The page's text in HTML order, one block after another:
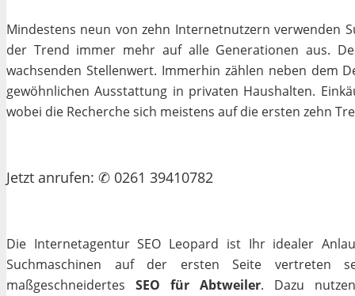
Mindestens neun von zehn Internetnutzern verwenden
der Trend immer mehr auf alle Generationen aus.
wachsenden Stellenwert. Immerhin zählen neben dem
gewöhnlichen Ausstattung in privaten Haushalten.
wobei die Recherche sich meistens auf die ersten zehn
Jetzt anrufen: ✆ 0261 39410782
Die Internetagentur SEO Leopard ist Ihr idealer
Suchmaschinen auf der ersten Seite vertreten
maßgeschneidertesSEO für Abtweiler. Dazu